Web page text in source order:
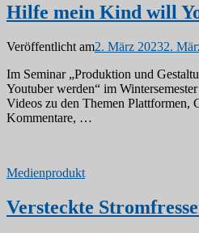
Hilfe mein Kind will
Veröffentlicht am2. März 20232.
Im Seminar „Produktion und
Youtuber werden“ im
Videos zu den Themen Plattformen,
Kommentare, …
Medienprodukt
Versteckte